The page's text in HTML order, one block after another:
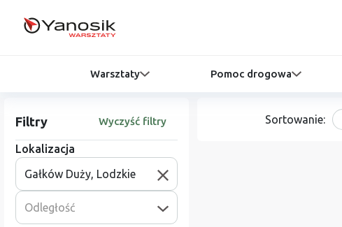
Warsztaty Pomoc drogowa
Filtry Wyczyść filtry
Lokalizacja
Odległość
Sortowanie: